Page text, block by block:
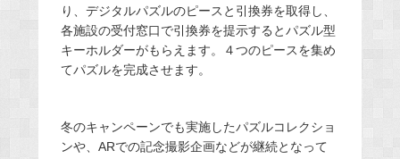
り、デジタルパズルのピースと引換券を取得し、
各施設の受付窓口で引換券を提示するとパズル型
キーホルダーがもらえます。４つのピースを集め
てパズルを完成させます。
冬のキャンペーンでも実施したパズルコレクショ
ンや、ARでの記念撮影企画などが継続となって